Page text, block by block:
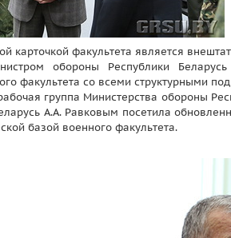
карточкой факультета является
обороны Республики
факультета со всеми структурными
группа Министерства обороны
А.А. Равковым посетила
базой военного факультета.